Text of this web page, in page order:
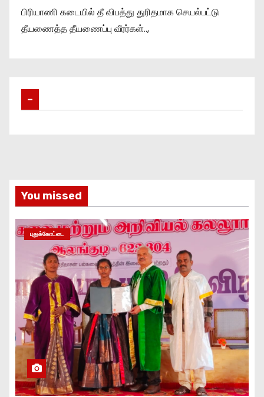
பிரியாணி கடையில் தீ விபத்து துரிதமாக செயல்பட்டு
தீயணைத்த தீயணைப்பு வீரர்கள்..,
–
You missed
புதுக்கோட்டை